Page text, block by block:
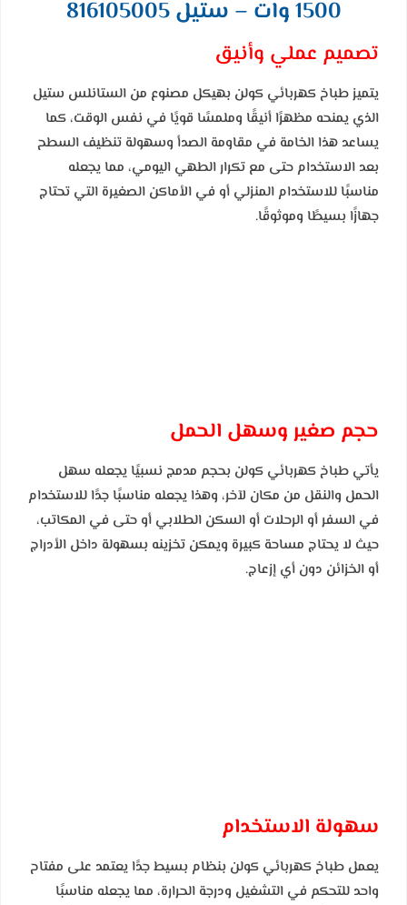
1500 وات – ستيل 816105005
تصميم عملي وأنيق
يتميز طباخ كهربائي كولن بهيكل مصنوع من الستانلس ستيل
الذي يمنحه مظهرًا أنيقًا وملمسًا قويًا في نفس الوقت، كما
يساعد هذا الخامة في مقاومة الصدأ وسهولة تنظيف السطح
بعد الاستخدام حتى مع تكرار الطهي اليومي، مما يجعله
مناسبًا للاستخدام المنزلي أو في الأماكن الصغيرة التي تحتاج
جهازًا بسيطًا وموثوقًا.
حجم صغير وسهل الحمل
يأتي طباخ كهربائي كولن بحجم مدمج نسبيًا يجعله سهل
الحمل والنقل من مكان لآخر، وهذا يجعله مناسبًا جدًا للاستخدام
في السفر أو الرحلات أو السكن الطلابي أو حتى في المكاتب،
حيث لا يحتاج مساحة كبيرة ويمكن تخزينه بسهولة داخل الأدراج
أو الخزائن دون أي إزعاج.
سهولة الاستخدام
يعمل طباخ كهربائي كولن بنظام بسيط جدًا يعتمد على مفتاح
واحد للتحكم في التشغيل ودرجة الحرارة، مما يجعله مناسبًا